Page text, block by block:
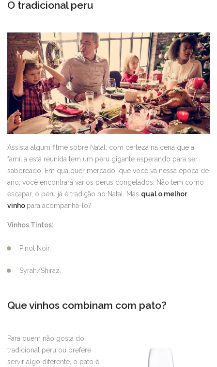
O tradicional peru
Assista algum filme sobre Natal, com certeza na cena que a
família está reunida tem um peru gigante esperando para ser
saboreado. Em qualquer mercado, que você vá nessa época de
ano, você encontrará vários perus congelados. Não tem como
escapar, o peru já é tradição no Natal. Mas qual o melhor
vinho para acompanhá-lo?
Vinhos Tintos:
Pinot Noir.
Syrah/Shiraz.
Que vinhos combinam com pato?
Para quem não gosta do
tradicional peru ou prefere
servir algo diferente, o pato é